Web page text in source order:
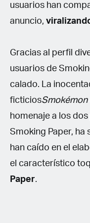
usuarios han
anuncio,
Gracias al perfil
usuarios de
calado. La
ficticiosSmokémon
homenaje a los
Smoking Paper, ha
han caído en el
el característico
Paper.